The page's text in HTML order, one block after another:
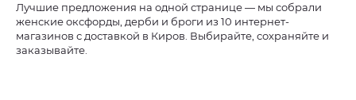
Лучшие предложения на одной странице — мы собрали
женские оксфорды, дерби и броги из 10 интернет-
магазинов с доставкой в Киров. Выбирайте, сохраняйте и
заказывайте.